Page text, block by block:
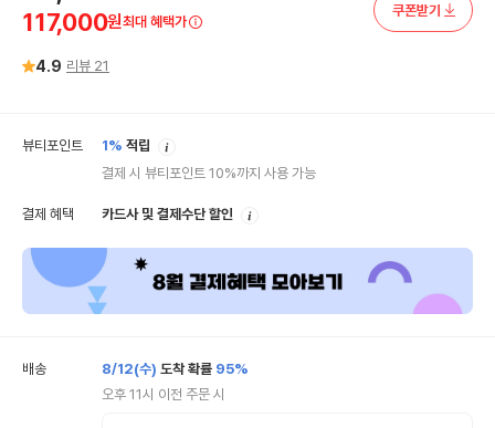
117,000원최대 혜택가
쿠폰받기
4.9 리뷰 21
뷰티포인트 1% 적립
결제 시 뷰티포인트 10%까지 사용 가능
결제 혜택 카드사 및 결제수단 할인
배송 8/12(수) 도착 확률 95%
오후 11시 이전 주문 시